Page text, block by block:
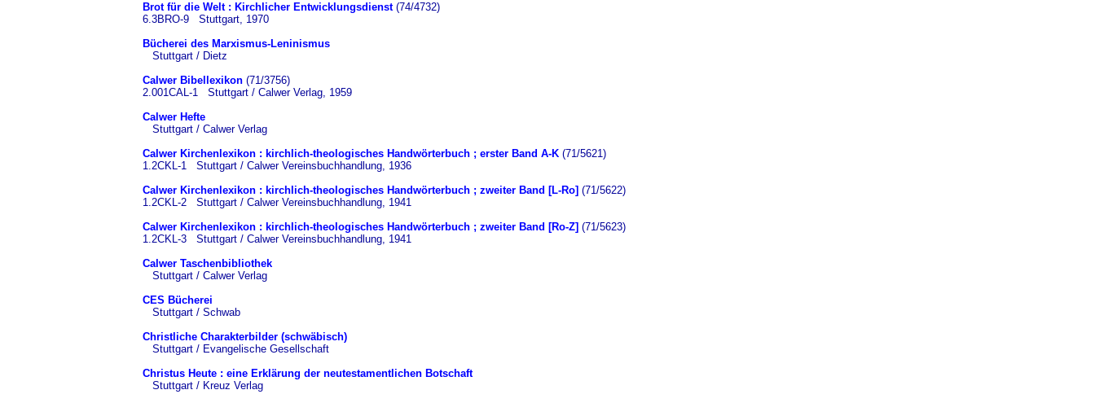
Brot für die Welt : Kirchlicher Entwicklungsdienst(74/4732)
6.3BRO-9 Stuttgart, 1970
Bücherei des Marxismus-Leninismus
Stuttgart / Dietz
Calwer Bibellexikon (71/3756)
2.001CAL-1 Stuttgart / Calwer Verlag, 1959
Calwer Hefte
Stuttgart / Calwer Verlag
Calwer Kirchenlexikon : kirchlich-theologisches Handwörterbuch ; erster Band A-K (71/5621)
1.2CKL-1 Stuttgart / Calwer Vereinsbuchhandlung, 1936
Calwer Kirchenlexikon : kirchlich-theologisches Handwörterbuch ; zweiter Band [L-Ro] (71/5622)
1.2CKL-2 Stuttgart / Calwer Vereinsbuchhandlung, 1941
Calwer Kirchenlexikon : kirchlich-theologisches Handwörterbuch ; zweiter Band [Ro-Z] (71/5623)
1.2CKL-3 Stuttgart / Calwer Vereinsbuchhandlung, 1941
Calwer Taschenbibliothek
Stuttgart / Calwer Verlag
CES Bücherei
Stuttgart / Schwab
Christliche Charakterbilder (schwäbisch)
Stuttgart / Evangelische Gesellschaft
Christus Heute : eine Erklärung der neutestamentlichen Botschaft
Stuttgart / Kreuz Verlag